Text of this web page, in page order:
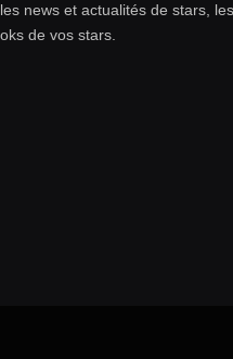
news et actualités de stars,
de vos stars.